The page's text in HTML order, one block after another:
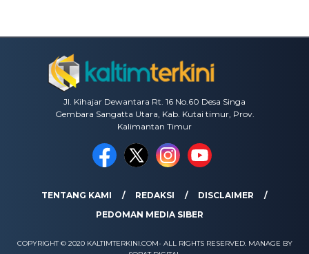
Jl. Kihajar Dewantara Rt. 16 No.60 Desa Singa
Gembara Sangatta Utara, Kab. Kutai timur, Prov.
Kalimantan Timur
TENTANG KAMI REDAKSI
DISCLAIMER
PEDOMAN MEDIA SIBER
COPYRIGHT © 2020 KALTIMTERKINI.COM- ALL RIGHTS RESERVED. MANAGE BY